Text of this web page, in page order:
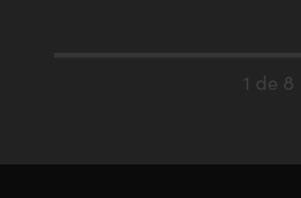
1 de 8